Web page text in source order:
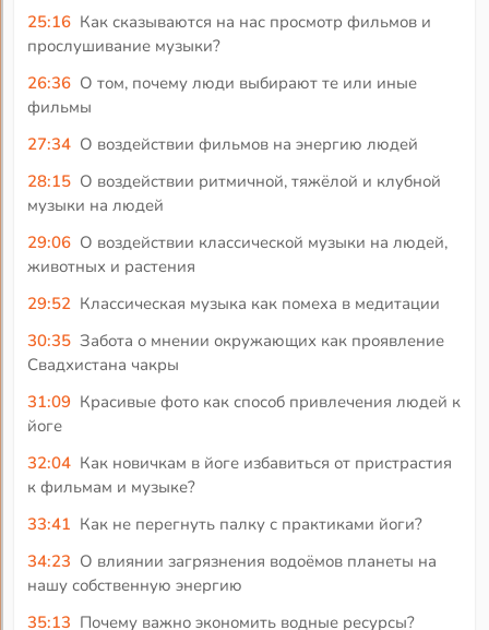
25:16 Как сказываются на нас просмотр фильмов и
прослушивание музыки?
26:36 О том, почему люди выбирают те или иные
фильмы
27:34 О воздействии фильмов на энергию людей
28:15 О воздействии ритмичной, тяжёлой и клубной
музыки на людей
29:06 О воздействии классической музыки на людей,
животных и растения
29:52 Классическая музыка как помеха в медитации
30:35 Забота о мнении окружающих как проявление
Свадхистана чакры
31:09 Красивые фото как способ привлечения людей к
йоге
32:04 Как новичкам в йоге избавиться от пристрастия
к фильмам и музыке?
33:41 Как не перегнуть палку с практиками йоги?
34:23 О влиянии загрязнения водоёмов планеты на
нашу собственную энергию
35:13 Почему важно экономить водные ресурсы?